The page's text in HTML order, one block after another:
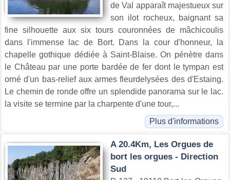
de Val apparaît majestueux sur
son ilot rocheux, baignant sa
fine silhouette aux six tours couronnées de mâchicoulis
dans l'immense lac de Bort. Dans la cour d'honneur, la
chapelle gothique dédiée à Saint-Blaise. On pénètre dans
le Château par une porte bardée de fer dont le tympan est
orné d'un bas-relief aux armes fleurdelysées des d'Estaing.
Le chemin de ronde offre un splendide panorama sur le lac.
la visite se termine par la charpente d'une tour,...
Plus d'informations
A 20.4Km, Les Orgues de
bort les orgues - Direction
Sud